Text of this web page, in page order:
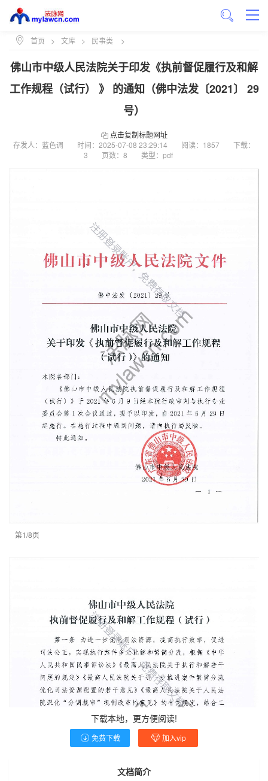
首页 > 文库 > 民事类 >
佛山市中级人民法院关于印发《执前督促履行及和解
工作规程（试行） 》 的通知（佛中法发〔2021〕 29
号）
点击复制标题网址
存发人：蓝色调
时间： 2025-07-08 23:29:14 阅读：1857
下载：
3
页数：8 类型：pdf
第1/8页
下载本地，更方便阅读!
免费下载 加入vip
文档简介